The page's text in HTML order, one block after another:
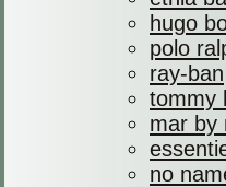
hugo
polo
ray-ban
tommy
mar by
no